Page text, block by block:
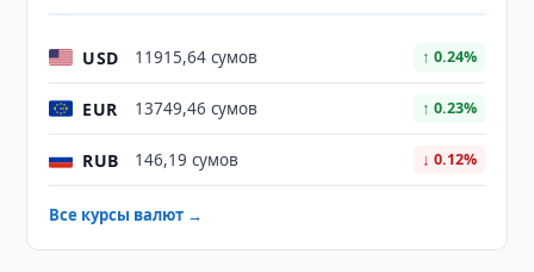
USD 11915,64 сумов ↑ 0.24%
EUR 13749,46 сумов ↑ 0.23%
RUB 146,19 сумов ↓ 0.12%
Все курсы валют →